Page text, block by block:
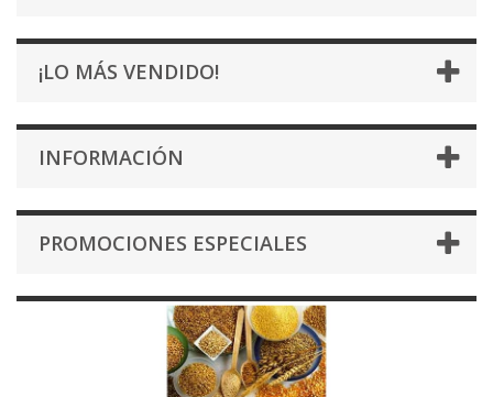
¡LO MÁS VENDIDO!
INFORMACIÓN
PROMOCIONES ESPECIALES